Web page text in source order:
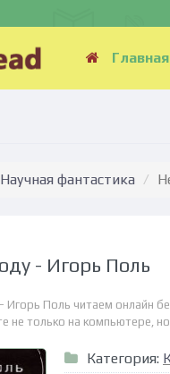
Главная
Научная фантастика
- Игорь Поль
Игорь Поль читаем онлайн
не только на компьютере,
Категория: